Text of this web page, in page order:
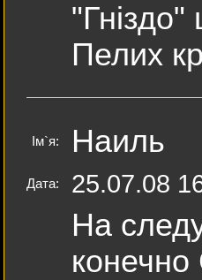
Пелих
Ім`я: Наиль
Дата: 25.07.08
На